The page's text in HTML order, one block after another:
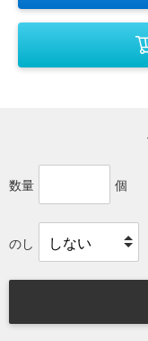
数量 個
のし